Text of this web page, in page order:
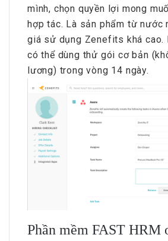
mình, chọn quyền lợi mong
hợp tác. Là sản phẩm từ nước
giá sử dụng Zenefits khá cao.
có thể dùng thử gói cơ bản
lương) trong vòng 14 ngày.
Phần mềm FAST HRM